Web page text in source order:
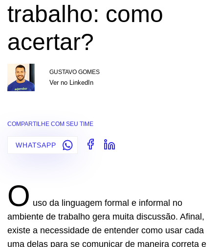
trabalho: como
acertar?
GUSTAVO GOMES
Ver no LinkedIn
COMPARTILHE COM SEU TIME
WHATSAPP
O uso da linguagem formal e informal no
ambiente de trabalho gera muita discussão. Afinal,
existe a necessidade de entender como usar cada
uma delas para se comunicar de maneira correta e